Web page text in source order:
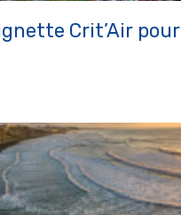
Crit’Air pour